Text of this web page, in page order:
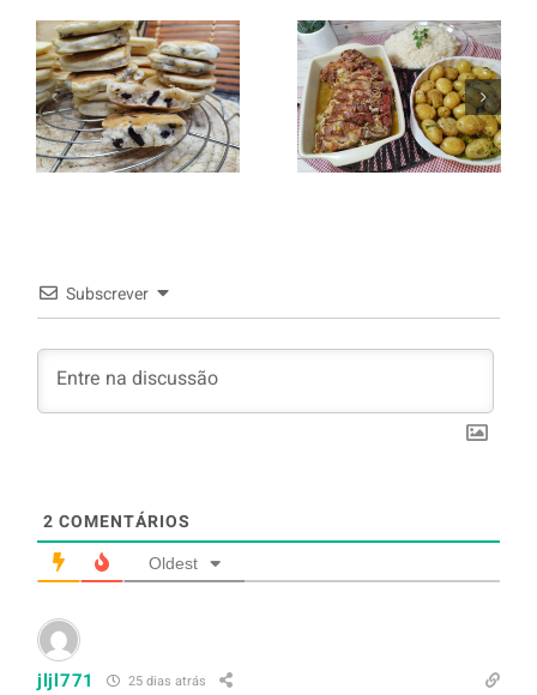
Panquecas
com Oreo
Entrecosto
italiano c/
batata a
murro e
Subscrever
2 COMENTÁRIOS
Oldest
jljl771 25 dias atrás